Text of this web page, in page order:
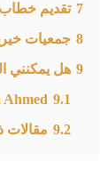
7 تقديم
8 جمعيات
9 هل يمكنني
9.1
Ahmed
9.2 مقالات